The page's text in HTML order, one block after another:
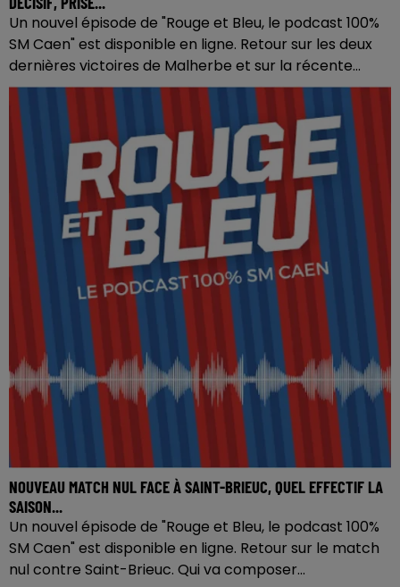
Un nouvel épisode de "Rouge et Bleu, le podcast 100%
SM Caen" est disponible en ligne. Retour sur les deux
dernières victoires de Malherbe et sur la récente...
NOUVEAU MATCH NUL FACE À SAINT-BRIEUC, QUEL EFFECTIF LA
SAISON...
Un nouvel épisode de "Rouge et Bleu, le podcast 100%
SM Caen" est disponible en ligne. Retour sur le match
nul contre Saint-Brieuc. Qui va composer...